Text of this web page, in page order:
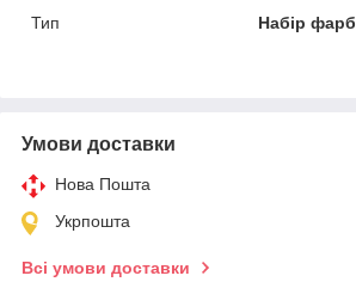
Тип
Набір фарб
Умови доставки
Нова Пошта
Укрпошта
Всі умови доставки